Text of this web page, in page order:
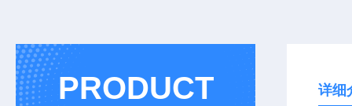
PRODUCT 详细